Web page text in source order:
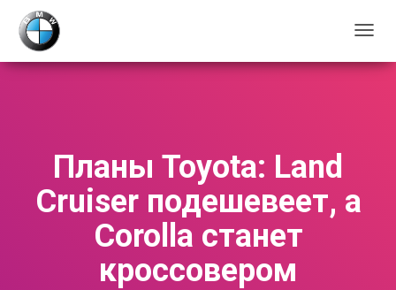
Е
Планы Toyota: Land
Cruiser подешевеет, а
Corolla станет
кроссовером